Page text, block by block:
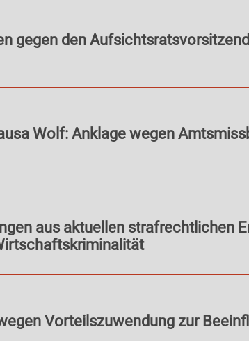
gegen den
Wolf: Anklage wegen
aus aktuellen strafrechtlichen
Vorteilszuwendung zur